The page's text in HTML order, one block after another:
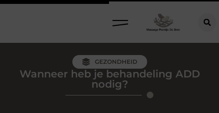
GEZONDHEID
Wanneer heb je behandeling ADD
nodig?